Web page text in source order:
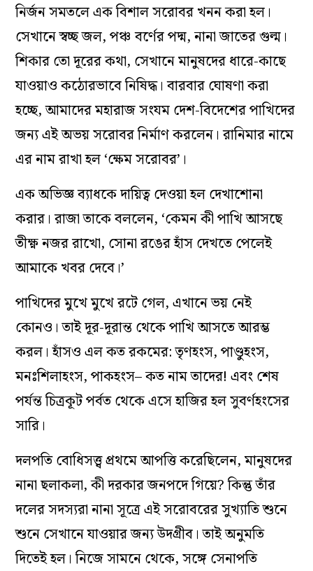
নির্জন সমতলে এক বিশাল সরোবর খনন করা হল।
সেখানে স্বচ্ছ জল, পঞ্চ বর্ণের পদ্ম, নানা জাতের গুল্ম।
শিকার তো দূরের কথা, সেখানে মানুষদের ধারে-কাছে
যাওয়াও কঠোরভাবে নিষিদ্ধ। বারবার ঘোষণা করা
হচ্ছে, আমাদের মহারাজ সংযম দেশ-বিদেশের পাখিদের
জন্য এই অভয় সরোবর নির্মাণ করলেন। রানিমার নামে
এর নাম রাখা হল ‘ক্ষেম সরোবর’।
এক অভিজ্ঞ ব্যাধকে দায়িত্ব দেওয়া হল দেখাশোনা
করার। রাজা তাকে বললেন, ‘কেমন কী পাখি আসছে
তীক্ষ্ণ নজর রাখো, সোনা রঙের হাঁস দেখতে পেলেই
আমাকে খবর দেবে।’
পাখিদের মুখে মুখে রটে গেল, এখানে ভয় নেই
কোনও। তাই দূর-দূরান্ত থেকে পাখি আসতে আরম্ভ
করল। হাঁসও এল কত রকমের: তৃণহংস, পাণ্ডুহংস,
মনঃশিলাহংস, পাকহংস– কত নাম তাদের! এবং শেষ
পর্যন্ত চিত্রকূট পর্বত থেকে এসে হাজির হল সুবর্ণহংসের
সারি।
দলপতি বোধিসত্ত্ব প্রথমে আপত্তি করেছিলেন, মানুষদের
নানা ছলাকলা, কী দরকার জনপদে গিয়ে? কিন্তু তাঁর
দলের সদস্যরা নানা সূত্রে এই সরোবরের সুখ্যাতি শুনে
শুনে সেখানে যাওয়ার জন্য উদগ্রীব। তাই অনুমতি
দিতেই হল। নিজে সামনে থেকে, সঙ্গে সেনাপতি